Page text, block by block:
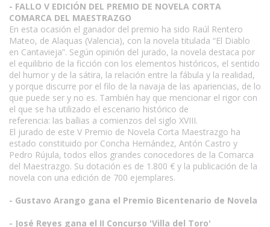
- FALLO V EDICIÓN DEL PREMIO DE NOVELA CORTA
COMARCA DEL MAESTRAZGO
En esta ocasión el ganador del premio ha sido Raúl Rentero
Mateo, de Alaquas (Valencia), con la novela titulada “El Diablo
en Cantavieja”. Según opinión del jurado, la novela destaca por
el equilibrio de la ficción con los elementos históricos, el sentido
del humor y de la sátira, la relación entre la fábula y la realidad,
y porque discurre por el filo de la navaja de las apariencias, de lo
que puede ser y no es. También hay que mencionar el rigor con
el que se ha utilizado el escenario histórico de
referencia: las baílias a comienzos del siglo XVIII.
El jurado de este V Premio de Novela Corta Maestrazgo ha
estado constituido por Concha Hernández, Antón Castro y
Pedro Rújula, todos ellos grandes conocedores de la Comarca
del Maestrazgo. Su dotación es de 1.800 € y la publicación de la
novela con una edición de 700 ejemplares.
- Gustavo Arango gana el Premio Bicentenario de Novela
- José Reyes gana el II Concurso 'Villa del Toro'